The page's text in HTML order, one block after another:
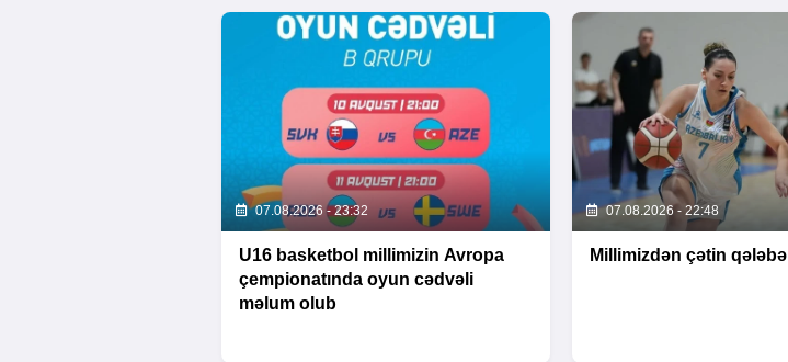
07.08.2026 - 23:32
U16 basketbol millimizin Avropa
çempionatında oyun cədvəli
məlum olub
07.08.2026 - 22:48
Millimizdən çətin qələbə